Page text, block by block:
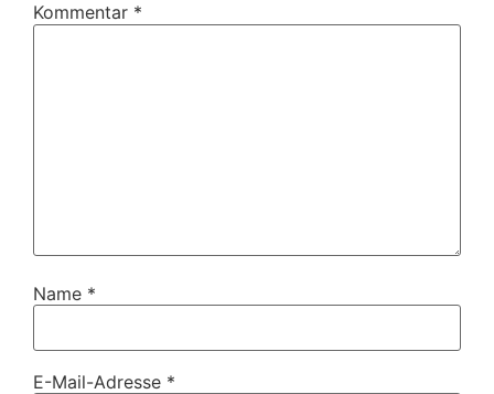
Kommentar *
Name *
E-Mail-Adresse *